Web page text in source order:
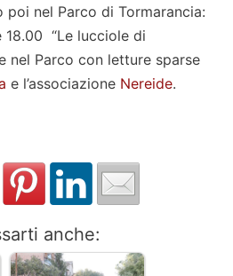
poi nel Parco di Tormarancia:
18.00 “Le lucciole di
nel Parco con letture sparse
e l’associazione Nereide.
anche: